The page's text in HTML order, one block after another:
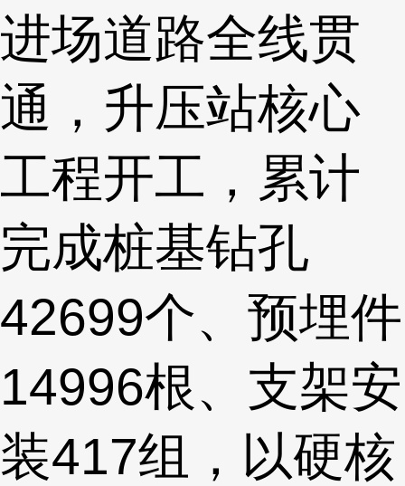
进场道路全线贯
通，升压站核心
工程开工，累计
完成桩基钻孔
42699个、预埋件
14996根、支架安
装417组，以硬核